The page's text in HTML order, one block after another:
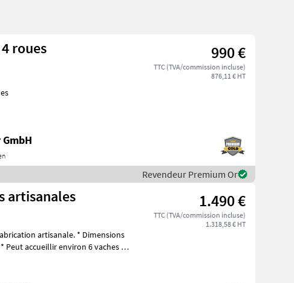
roues 990 €
TTC (TVA/commission incluse)
876,11 € HT
Revendeur Premium Or
artisanales 1.490 €
TTC (TVA/commission incluse)
1.318,58 € HT
artisanale. * Dimensions
Peut accueillir environ 6 vaches *